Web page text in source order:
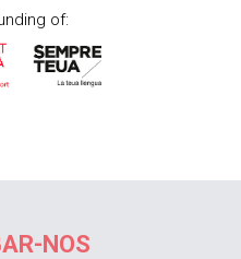
of:
NOS